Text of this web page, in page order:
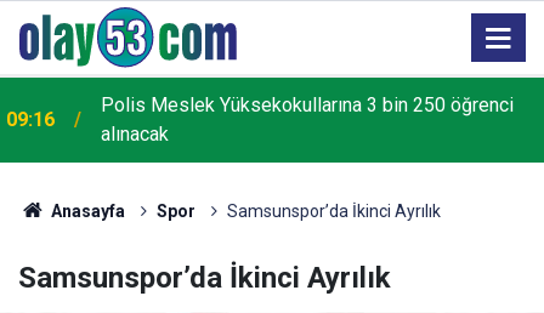
09:16
Polis Meslek Yüksekokullarına 3 bin 250 öğrenci
alınacak
Anasayfa Spor Samsunspor’da İkinci Ayrılık
Samsunspor’da İkinci Ayrılık